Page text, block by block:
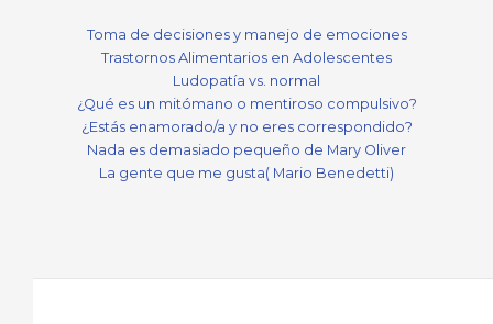
Toma de decisiones y manejo de emociones
Trastornos Alimentarios en Adolescentes
Ludopatía vs. normal
¿Qué es un mitómano o mentiroso compulsivo?
¿Estás enamorado/a y no eres correspondido?
Nada es demasiado pequeño de Mary Oliver
La gente que me gusta( Mario Benedetti)